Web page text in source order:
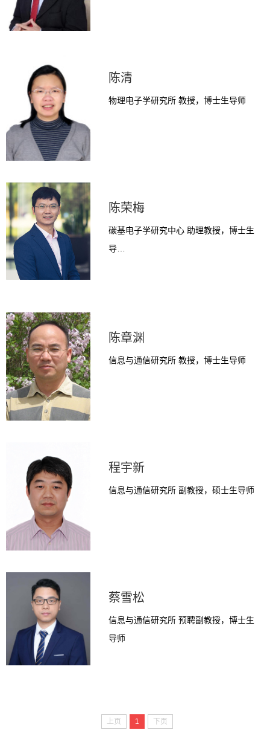
陈清
物理电子学研究所 教授，博士生导师
陈荣梅
碳基电子学研究中心 助理教授，博士生
导…
陈章渊
信息与通信研究所 教授，博士生导师
程宇新
信息与通信研究所 副教授，硕士生导师
蔡雪松
信息与通信研究所 预聘副教授，博士生
导师
上页 1 下页